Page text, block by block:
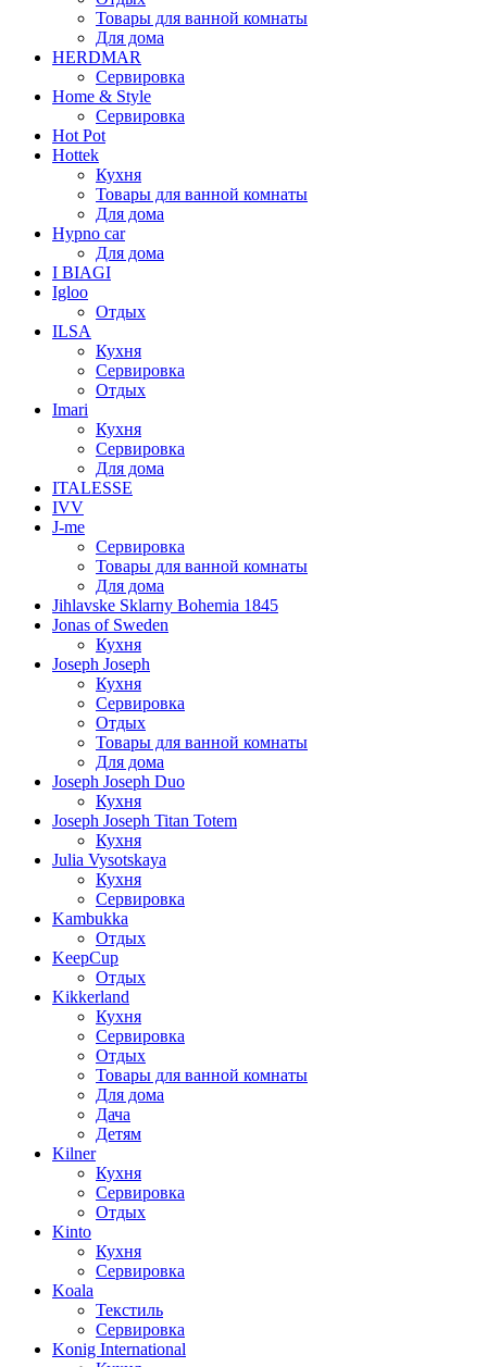
Товары для ванной комнаты
Для дома
HERDMAR
Сервировка
Home & Style
Сервировка
Hot Pot
Hottek
Кухня
Товары для ванной комнаты
Для дома
Hypno car
Для дома
I BIAGI
Igloo
Отдых
ILSA
Кухня
Сервировка
Отдых
Imari
Кухня
Сервировка
Для дома
ITALESSE
IVV
J-me
Сервировка
Товары для ванной комнаты
Для дома
Jihlavske Sklarny Bohemia 1845
Jonas of Sweden
Кухня
Joseph Joseph
Кухня
Сервировка
Отдых
Товары для ванной комнаты
Для дома
Joseph Joseph Duo
Кухня
Joseph Joseph Titan Totem
Кухня
Julia Vysotskaya
Кухня
Сервировка
Kambukka
Отдых
KeepCup
Отдых
Kikkerland
Кухня
Сервировка
Отдых
Товары для ванной комнаты
Для дома
Дача
Детям
Kilner
Кухня
Сервировка
Отдых
Kinto
Кухня
Сервировка
Koala
Текстиль
Сервировка
Konig International